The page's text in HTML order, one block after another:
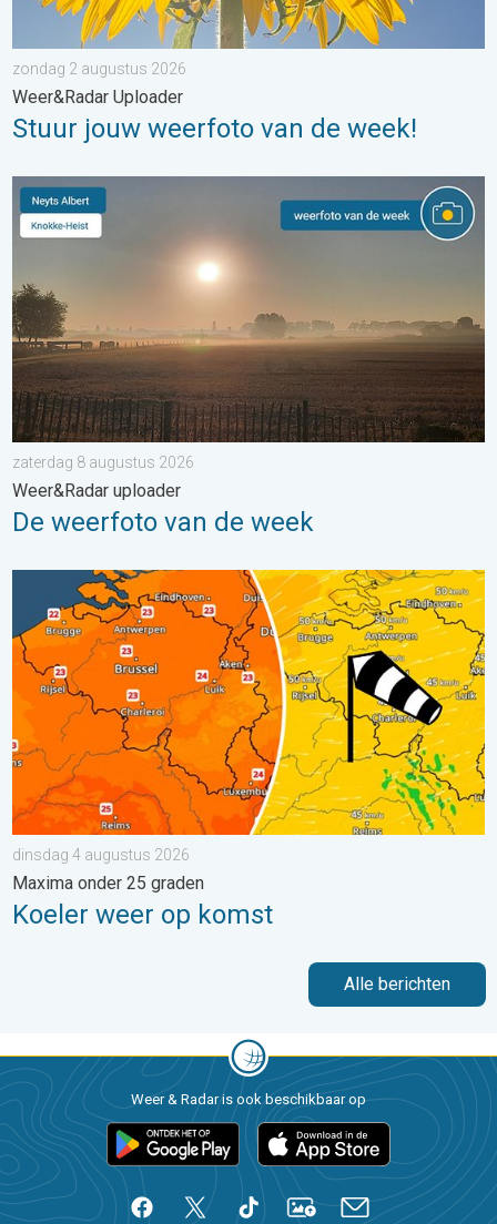
zondag 2 augustus 2026
Weer&Radar Uploader
Stuur jouw weerfoto van de week!
De weerfoto van de week. Weer&Radar uploader. . . zaterdag
zaterdag 8 augustus 2026
Weer&Radar uploader
De weerfoto van de week
Koeler weer op komst. Maxima onder 25 graden. . . dinsdag
dinsdag 4 augustus 2026
Maxima onder 25 graden
Koeler weer op komst
Alle berichten
Weer & Radar is ook beschikbaar op